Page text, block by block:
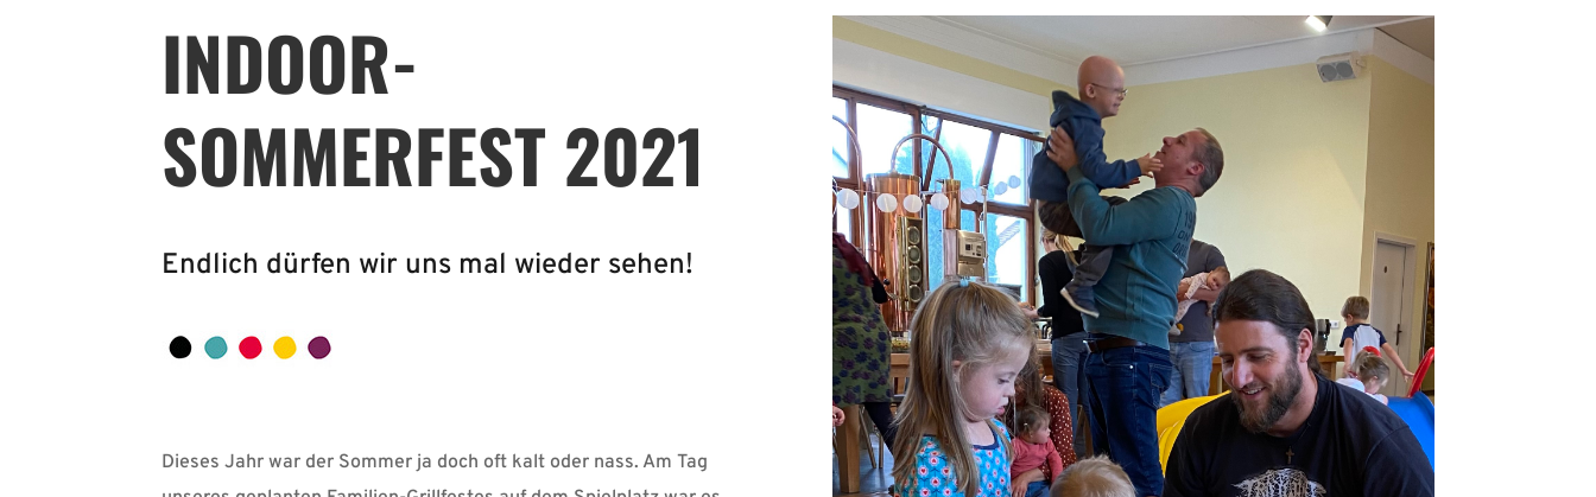
INDOOR-
SOMMERFEST 2021
Endlich dürfen wir uns mal wieder sehen!
Dieses Jahr war der Sommer ja doch oft kalt oder nass. Am Tag